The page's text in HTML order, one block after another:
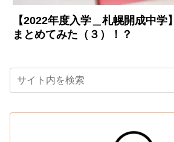
【2022年度入学＿札幌開成中学
まとめてみた（３）！？